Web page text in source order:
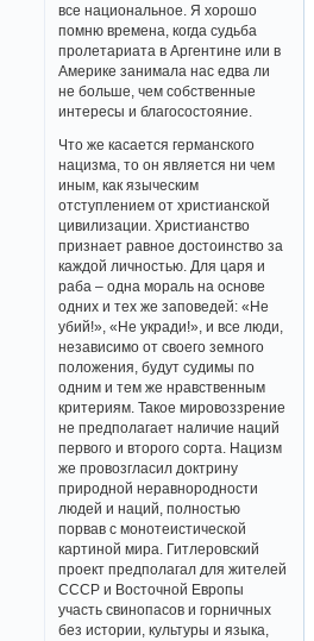
все национальное. Я хорошо
помню времена, когда судьба
пролетариата в Аргентине или в
Америке занимала нас едва ли
не больше, чем собственные
интересы и благосостояние.
Что же касается германского
нацизма, то он является ни чем
иным, как языческим
отступлением от христианской
цивилизации. Христианство
признает равное достоинство за
каждой личностью. Для царя и
раба – одна мораль на основе
одних и тех же заповедей: «Не
убий!», «Не укради!», и все люди,
независимо от своего земного
положения, будут судимы по
одним и тем же нравственным
критериям. Такое мировоззрение
не предполагает наличие наций
первого и второго сорта. Нацизм
же провозгласил доктрину
природной неравнородности
людей и наций, полностью
порвав с монотеистической
картиной мира. Гитлеровский
проект предполагал для жителей
СССР и Восточной Европы
участь свинопасов и горничных
без истории, культуры и языка,